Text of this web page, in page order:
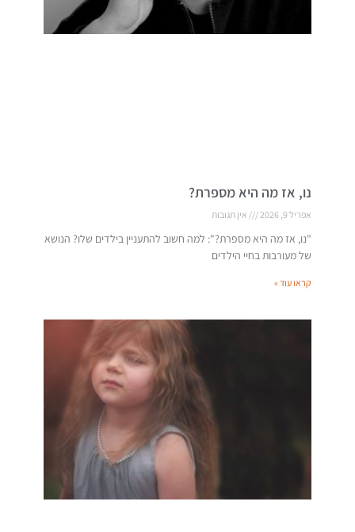
נו, אז מה היא מספרת?
אפריל 9, 2026 אין תגובות
"נו, אז מה היא מספרת?": למה חשוב להתעניין בילדים שלו? הנושא
של מעורבות בחיי הילדים
קראו עוד »